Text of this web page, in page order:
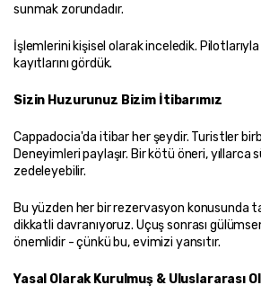
sunmak zorundadır.
İşlemlerini kişisel olarak inceledik. Pilotlarıyla
kayıtlarını gördük.
Sizin Huzurunuz Bizim İtibarımız
Cappadocia'da itibar her şeydir. Turistler
Deneyimleri paylaşır. Bir kötü öneri, yıllarca
zedeleyebilir.
Bu yüzden her bir rezervasyon konusunda
dikkatli davranıyoruz. Uçuş sonrası
önemlidir - çünkü bu, evimizi yansıtır.
Yasal Olarak Kurulmuş & Uluslararası